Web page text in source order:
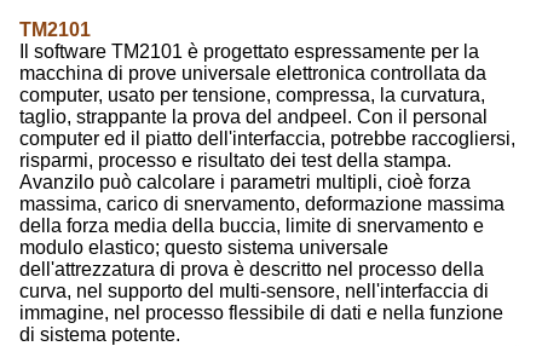
TM2101
Il software TM2101 è progettato espressamente per la
macchina di prove universale elettronica controllata da
computer, usato per tensione, compressa, la curvatura,
taglio, strappante la prova del andpeel. Con il personal
computer ed il piatto dell'interfaccia, potrebbe raccogliersi,
risparmi, processo e risultato dei test della stampa.
Avanzilo può calcolare i parametri multipli, cioè forza
massima, carico di snervamento, deformazione massima
della forza media della buccia, limite di snervamento e
modulo elastico; questo sistema universale
dell'attrezzatura di prova è descritto nel processo della
curva, nel supporto del multi-sensore, nell'interfaccia di
immagine, nel processo flessibile di dati e nella funzione
di sistema potente.